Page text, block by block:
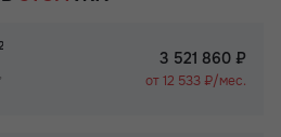
3 521 860 ₽
от 12 533 ₽/мес.